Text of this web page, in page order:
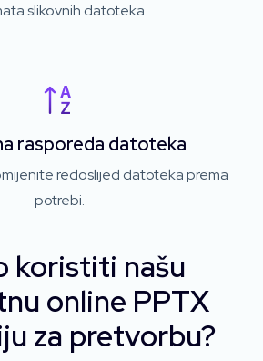
slikovnih datoteka.
rasporeda datoteka
redoslijed datoteka prema
potrebi.
koristiti našu
online PPTX
za pretvorbu?